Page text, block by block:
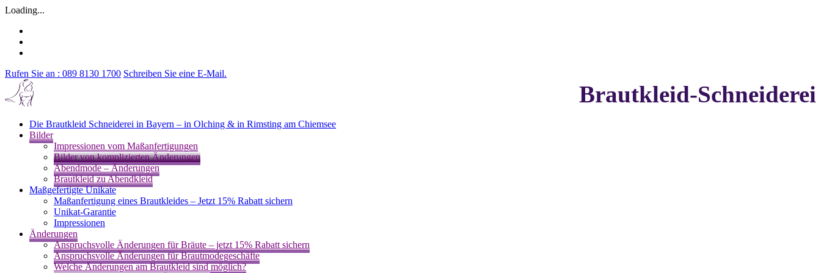
Loading...
Rufen Sie an : 089 8130 1700 Schreiben Sie eine E-Mail.
Brautkleid-Schneiderei
Die Brautkleid Schneiderei in Bayern – in Olching & in Rimsting am Chiemsee
Bilder
Impressionen vom Maßanfertigungen
Bilder von komplizierten Änderungen
Abendmode – Änderungen
Brautkleid zu Abendkleid
Maßgefertigte Unikate
Maßanfertigung eines Brautkleides – Jetzt 15% Rabatt sichern
Unikat-Garantie
Impressionen
Änderungen
Anspruchsvolle Änderungen für Bräute – jetzt 15% Rabatt sichern
Anspruchsvolle Änderungen für Brautmodegeschäfte
Welche Änderungen am Brautkleid sind möglich?